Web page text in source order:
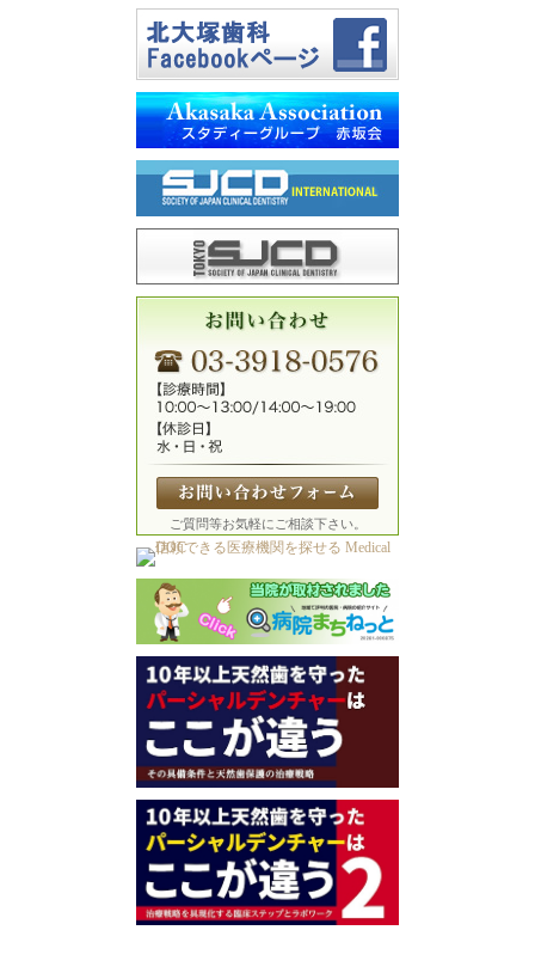
ご質問等お気軽にご相談下さい。